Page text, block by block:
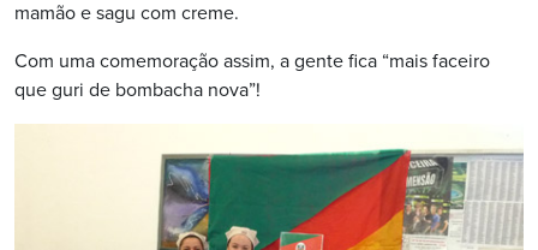
mamão e sagu com creme.
Com uma comemoração assim, a gente fica “mais faceiro
que guri de bombacha nova”!